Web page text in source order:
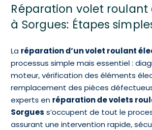
Réparation volet
à Sorgues: Étapes
La réparation d’un volet roulant
processus simple mais essentiel :
moteur, vérification des éléments
remplacement des pièces
experts en réparation de volets
Sorgues s’occupent de tout le
assurant une intervention rapide,